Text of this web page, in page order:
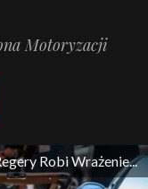
Motoryzacji
Robi Wrażenie...